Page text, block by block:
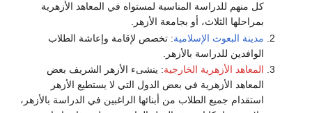
كل منهم للدراسة المناسبة لمستواه في المعاهد الأزهرية
بمراحلها الثلاث، أو بجامعة الأزهر.
مدينة البعوث الإسلامية: تخصص لإقامة وإعاشة الطلاب
الوافدين للدراسة بالأزهر.
المعاهد الأزهرية الخارجية: ينشىء الأزهر الشريف بعض
المعاهد الأزهرية في بعض الدول التي لا يستطيع الأزهر
استقدام جميع الطلاب من أبنائها الراغبين في الدراسة بالأزهر،